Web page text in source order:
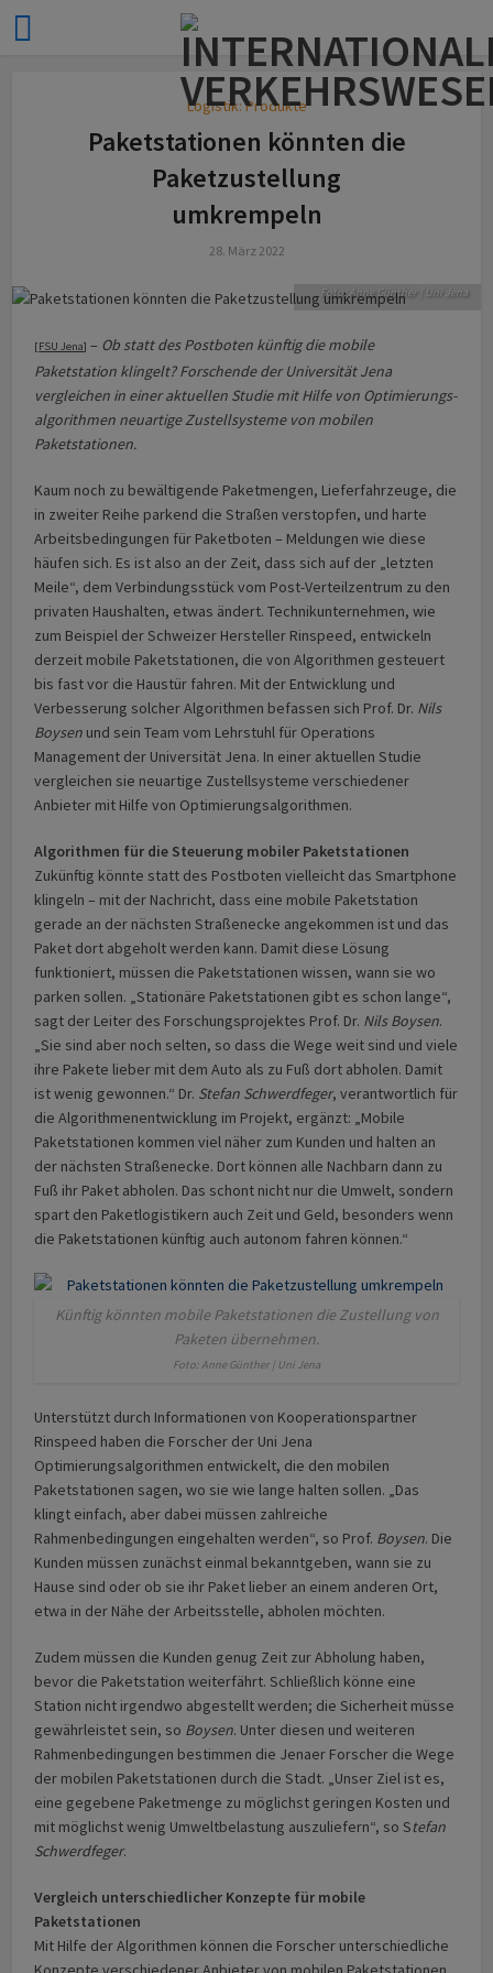
Logistik: Produkte
Paketstationen könnten die
Paketzustellung
umkrempeln
28. März 2022
mobile Paketstationen
Foto: Anne Günther | Uni Jena
[FSU Jena] – Ob statt des Postboten künftig die mobile
Paketstation klingelt? Forschende der Universität Jena
vergleichen in einer aktuellen Studie mit Hilfe von Optimierungs­
algorithmen neuartige Zustellsysteme von mobilen
Paketstationen.
Kaum noch zu bewältigende Paketmengen, Lieferfahrzeuge, die
in zweiter Reihe parkend die Straßen verstopfen, und harte
Arbeitsbedingungen für Paketboten – Meldungen wie diese
häufen sich. Es ist also an der Zeit, dass sich auf der „letzten
Meile“, dem Verbindungsstück vom Post-Verteilzentrum zu den
privaten Haushalten, etwas ändert. Technikunternehmen, wie
zum Beispiel der Schweizer Hersteller Rinspeed, entwickeln
derzeit mobile Paketstationen, die von Algorithmen gesteuert
bis fast vor die Haustür fahren. Mit der Entwicklung und
Verbesserung solcher Algorithmen befassen sich Prof. Dr. Nils
Boysen und sein Team vom Lehrstuhl für Operations
Management der Universität Jena. In einer aktuellen Studie
vergleichen sie neuartige Zustellsysteme verschiedener
Anbieter mit Hilfe von Optimierungsalgorithmen.
Algorithmen für die Steuerung mobiler Paketstationen
Zukünftig könnte statt des Postboten vielleicht das Smartphone
klingeln – mit der Nachricht, dass eine mobile Paketstation
gerade an der nächsten Straßenecke angekommen ist und das
Paket dort abgeholt werden kann. Damit diese Lösung
funktioniert, müssen die Paketstationen wissen, wann sie wo
parken sollen. „Stationäre Paketstationen gibt es schon lange“,
sagt der Leiter des Forschungsprojektes Prof. Dr. Nils Boysen.
„Sie sind aber noch selten, so dass die Wege weit sind und viele
ihre Pakete lieber mit dem Auto als zu Fuß dort abholen. Damit
ist wenig gewonnen.“ Dr. Stefan Schwerdfeger, verantwortlich für
die Algorithmenentwicklung im Projekt, ergänzt: „Mobile
Paketstationen kommen viel näher zum Kunden und halten an
der nächsten Straßenecke. Dort können alle Nachbarn dann zu
Fuß ihr Paket abholen. Das schont nicht nur die Umwelt, sondern
spart den Paketlogistikern auch Zeit und Geld, besonders wenn
die Paketstationen künftig auch autonom fahren können.“
Künftig könnten mobile Paketstationen die Zustellung von
Paketen übernehmen.
Foto: Anne Günther | Uni Jena
Unterstützt durch Informationen von Kooperationspartner
Rinspeed haben die Forscher der Uni Jena
Optimierungsalgorithmen entwickelt, die den mobilen
Paketstationen sagen, wo sie wie lange halten sollen. „Das
klingt einfach, aber dabei müssen zahlreiche
Rahmenbedingungen eingehalten werden“, so Prof. Boysen. Die
Kunden müssen zunächst einmal bekanntgeben, wann sie zu
Hause sind oder ob sie ihr Paket lieber an einem anderen Ort,
etwa in der Nähe der Arbeitsstelle, abholen möchten.
Zudem müssen die Kunden genug Zeit zur Abholung haben,
bevor die Paketstation weiterfährt. Schließlich könne eine
Station nicht irgendwo abgestellt werden; die Sicherheit müsse
gewährleistet sein, so Boysen. Unter diesen und weiteren
Rahmenbedingungen bestimmen die Jenaer Forscher die Wege
der mobilen Paketstationen durch die Stadt. „Unser Ziel ist es,
eine gegebene Paketmenge zu möglichst geringen Kosten und
mit möglichst wenig Umweltbelastung auszuliefern“, so Stefan
Schwerdfeger.
Vergleich unterschiedlicher Konzepte für mobile
Paketstationen
Mit Hilfe der Algorithmen können die Forscher unterschiedliche